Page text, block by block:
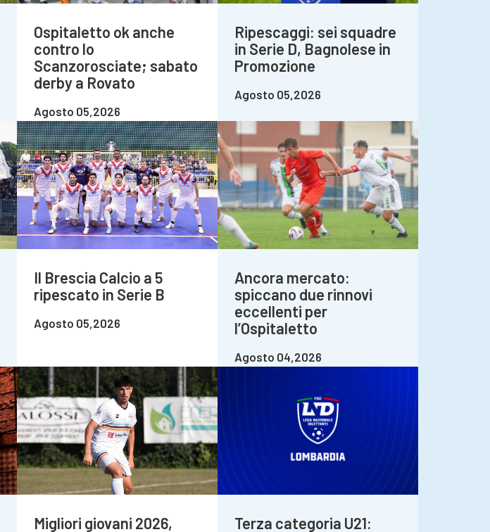
Ospitaletto ok anche
contro lo
Scanzorosciate; sabato
derby a Rovato
Agosto 05,2026
Ripescaggi: sei squadre
in Serie D, Bagnolese in
Promozione
Agosto 05,2026
Il Brescia Calcio a 5
ripescato in Serie B
Agosto 05,2026
Ancora mercato:
spiccano due rinnovi
eccellenti per
l’Ospitaletto
Agosto 04,2026
Migliori giovani 2026,
Terza categoria U21: